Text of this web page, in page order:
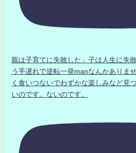
親は子育てに失敗した」子は人生に失
う手遅れで逆転一発manなんかありま
く食いつないでわずかな楽しみなど見
いのです。ないのです。